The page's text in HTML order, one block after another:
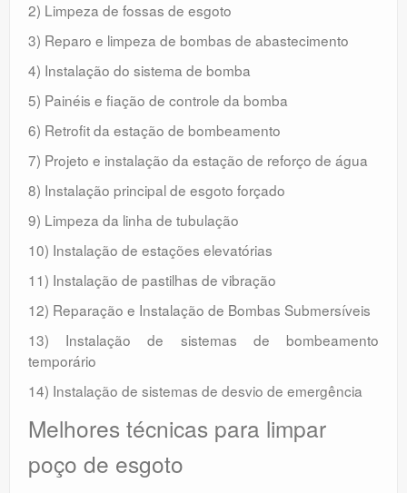
2) Limpeza de fossas de esgoto
3) Reparo e limpeza de bombas de abastecimento
4) Instalação do sistema de bomba
5) Painéis e fiação de controle da bomba
6) Retrofit da estação de bombeamento
7) Projeto e instalação da estação de reforço de água
8) Instalação principal de esgoto forçado
9) Limpeza da linha de tubulação
10) Instalação de estações elevatórias
11) Instalação de pastilhas de vibração
12) Reparação e Instalação de Bombas Submersíveis
13) Instalação de sistemas de bombeamento
temporário
14) Instalação de sistemas de desvio de emergência
Melhores técnicas para limpar
poço de esgoto